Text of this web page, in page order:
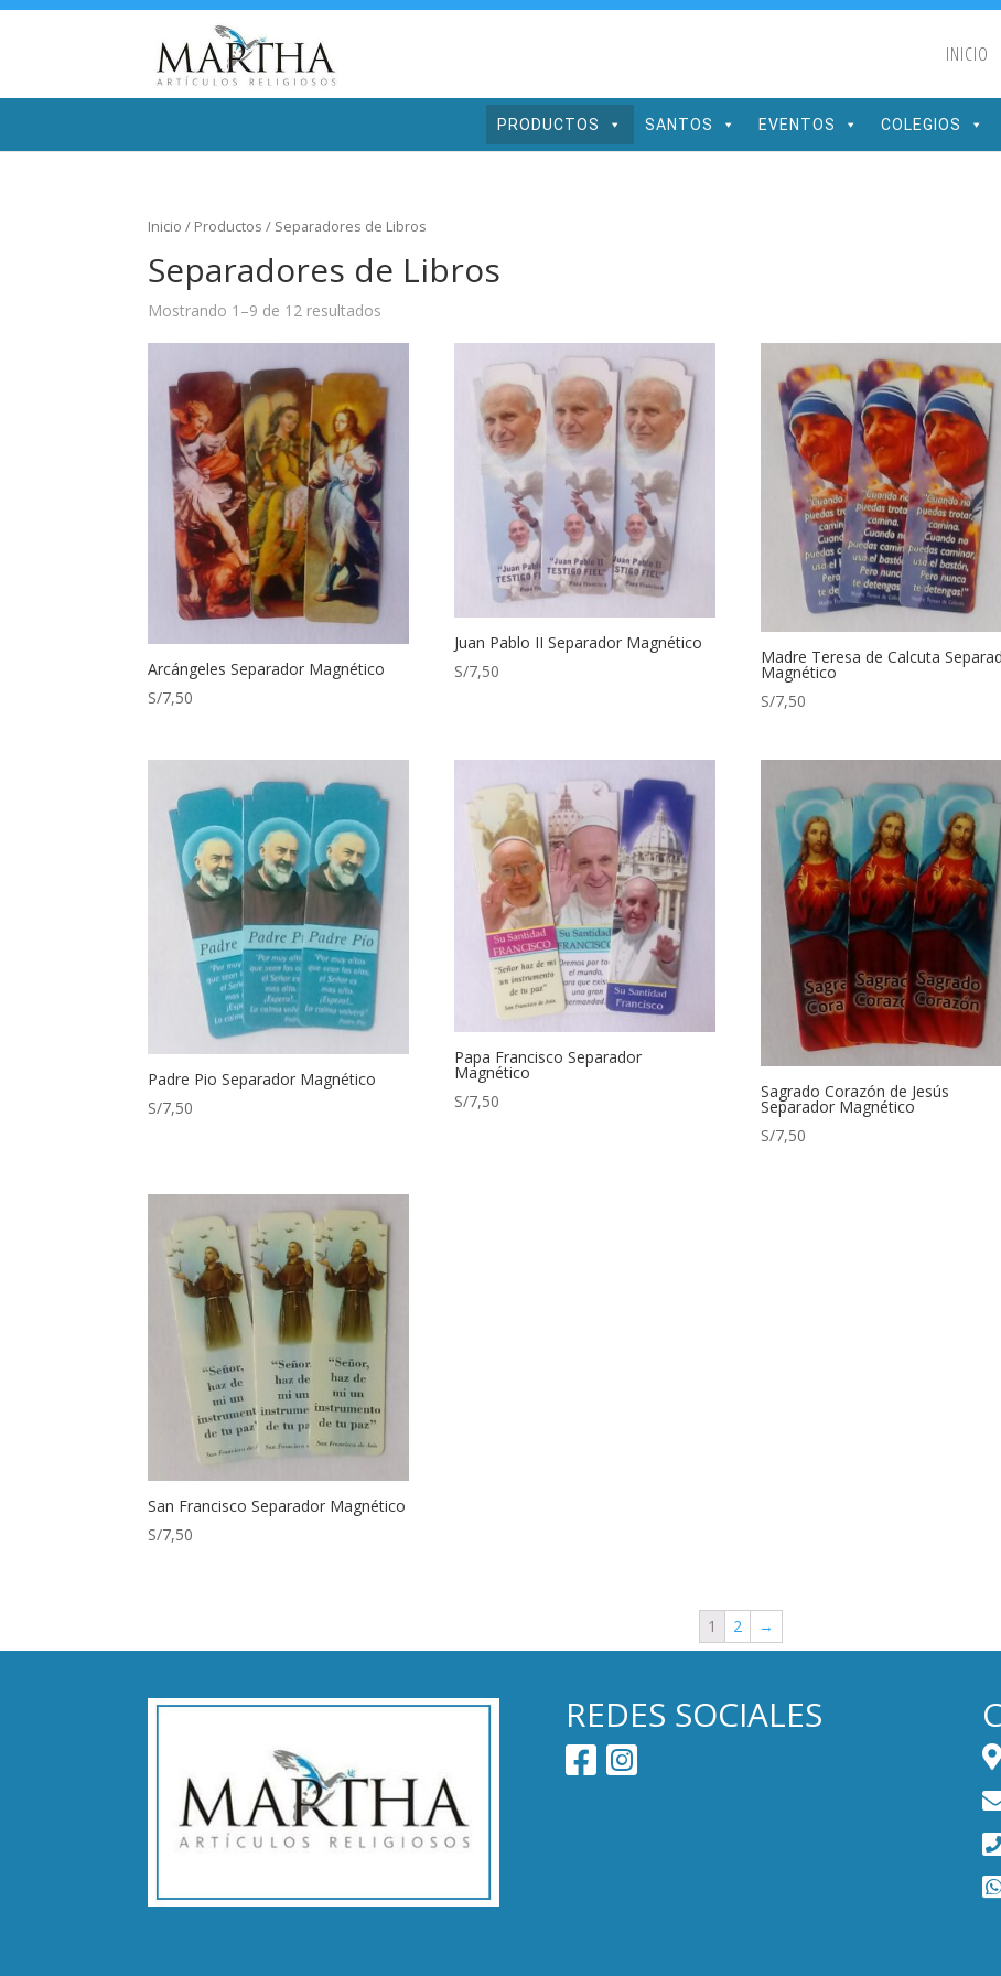
INICIO
PRODUCTOS SANTOS EVENTOS COLEGIOS
Inicio / Productos / Separadores de Libros
Separadores de Libros
Mostrando 1–9 de 12 resultados
Arcángeles Separador Magnético
S/7,50
Juan Pablo II Separador Magnético
S/7,50
Madre Teresa de Calcuta
Magnético
S/7,50
Padre Pio Separador Magnético
S/7,50
Papa Francisco Separador
Magnético
S/7,50 Sagrado Corazón de Jesús
Separador Magnético
S/7,50
San Francisco Separador Magnético
S/7,50
1 2 →
REDES SOCIALES